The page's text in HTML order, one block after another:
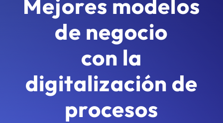
Mejores modelos
de negocio
con la
digitalización de
procesos